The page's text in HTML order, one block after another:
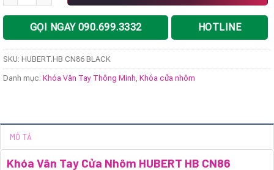
GỌI NGAY 090.699.3332 HOTLINE
SKU: HUBERT.HB CN86 BLACK
Danh mục: Khóa Vân Tay Thông Minh, Khóa cửa nhôm
MÔ TẢ
Khóa Vân Tay Cửa Nhôm HUBERT HB CN86